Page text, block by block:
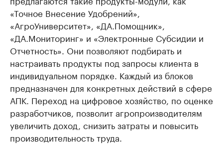
«Точное Внесение Удобрений»,
«АгроУниверситет», «ДА.Помощник»,
«ДА.Мониторинг» и «Электронные Субсидии и
Отчетность». Они позволяют подбирать и
настраивать продукты под запросы клиента в
индивидуальном порядке. Каждый из блоков
предназначен для конкретных действий в сфере
АПК. Переход на цифровое хозяйство, по оценке
разработчиков, позволит агропроизводителям
увеличить доход, снизить затраты и повысить
производительность труда.